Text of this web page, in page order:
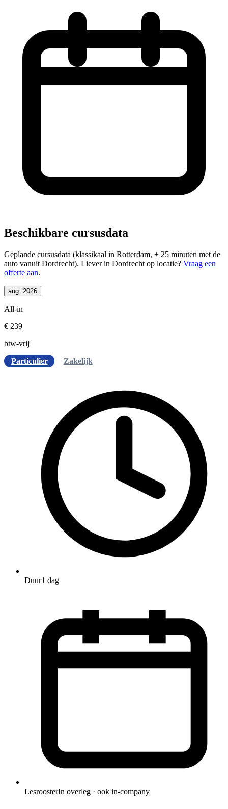
Beschikbare cursusdata
Geplande cursusdata (klassikaal in Rotterdam, ± 25 minuten met de
auto vanuit Dordrecht). Liever in Dordrecht op locatie? Vraag een
offerte aan.
aug. 2026
All-in
€ 239
btw-vrij
Particulier
Zakelijk
Duur1 dag
LesroosterIn overleg · ook in-company